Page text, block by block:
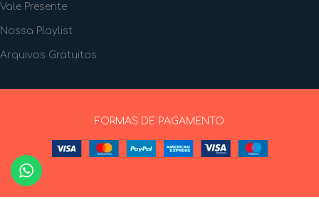
Vale Presente
Nossa Playlist
Arquivos Gratuitos
FORMAS DE PAGAMENTO